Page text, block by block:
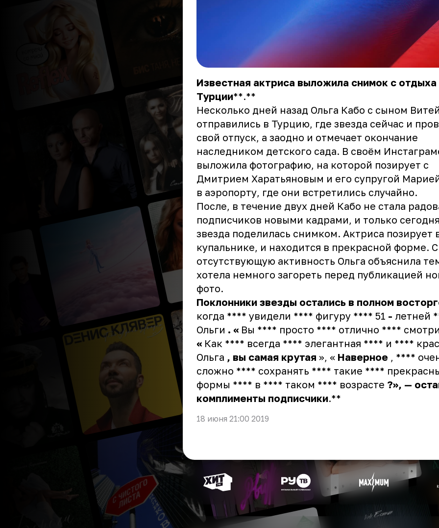
Известная актриса выложила снимок с отдыха
Турции**.**
Несколько дней назад Ольга Кабо с сыном
отправились в Турцию, где звезда сейчас и
свой отпуск, а заодно и отмечает окончание
наследником детского сада. В своём
выложила фотографию, на которой позирует с
Дмитрием Харатьяновым и его супругой
в аэропорту, где они встретились случайно.
После, в течение двух дней Кабо не стала
подписчиков новыми кадрами, и только
звезда поделилась снимком. Актриса позирует
купальнике, и находится в прекрасной форме.
отсутствующую активность Ольга объяснила
хотела немного загореть перед публикацией
фото.
Поклонники звезды остались в полном
когда **** увидели **** фигуру **** 51 - летней
Ольги . « Вы **** просто **** отлично ****
« Как **** всегда **** элегантная **** и ****
Ольга , вы самая крутая », « Наверное , ****
сложно **** сохранять **** такие ****
формы **** в **** таком **** возрасте ?», —
комплименты подписчики.**
18 июня 21:00 2019